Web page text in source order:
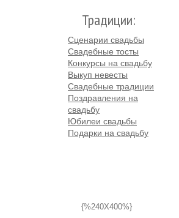
Традиции:
Сценарии свадьбы
Свадебные тосты
Конкурсы на свадьбу
Выкуп невесты
Свадебные традиции
Поздравления на
свадьбу
Юбилеи свадьбы
Подарки на свадьбу
{%240X400%}